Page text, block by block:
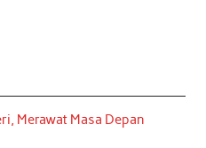
Merawat Masa Depan